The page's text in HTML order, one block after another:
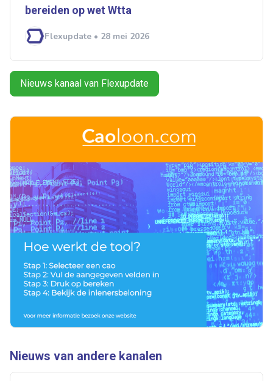
bereiden op wet ­­Wtta
Flexupdate • 28 mei 2026
Nieuws kanaal van Flexupdate
Nieuws van andere kanalen